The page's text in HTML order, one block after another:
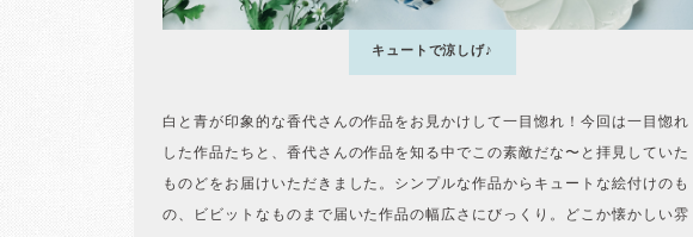
キュートで涼しげ♪
白と青が印象的な香代さんの作品をお見かけして一目惚れ！今回は一目惚れ
した作品たちと、香代さんの作品を知る中でこの素敵だな〜と拝見していた
ものどをお届けいただきました。シンプルな作品からキュートな絵付けのも
の、ビビットなものまで届いた作品の幅広さにびっくり。どこか懐かしい雰